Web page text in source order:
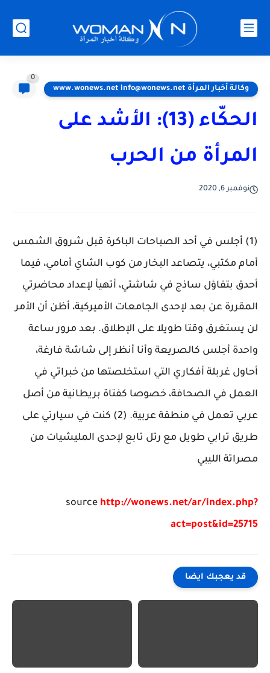
وكالة أخبار المرأة www.wonews.net info@wonews.net
0
الحكّاء (13): الأشد على
المرأة من الحرب
نوفمبر 6, 2020
(1) أجلس في أحد الصباحات الباكرة قبل شروق الشمس
أمام مكتبي، يتصاعد البخار من كوب الشاي أمامي، فيما
أحدق بتفاؤل ساذج في شاشتي، أتهيأ لإعداد محاضرتي
المقررة عن بعد لإحدى الجامعات الأميركية، أظن أن الأمر
لن يستغرق وقتا طويلا على الإطلاق. بعد مرور ساعة
واحدة أجلس كالصريعة وأنا أنظر إلى شاشة فارغة،
أحاول غربلة أفكاري التي استخلصتها من خبراتي في
العمل في الصحافة، خصوصا كفتاة بريطانية من أصل
عربي تعمل في منطقة عربية. (2) كنت في سيارتي على
طريق ترابي طويل مع رتل تابع لإحدى المليشيات من
مصراتة الليبي
source http://wonews.net/ar/index.php?
act=post&id=25715
قد يعجبك ايضا